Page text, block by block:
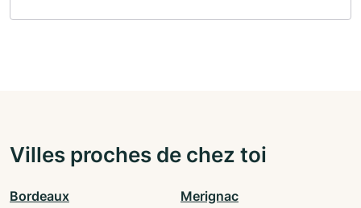
Villes proches de chez toi
Bordeaux Merignac